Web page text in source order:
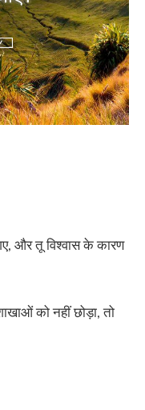
और तू विश्वास के कारण
को नहीं छोड़ा, तो